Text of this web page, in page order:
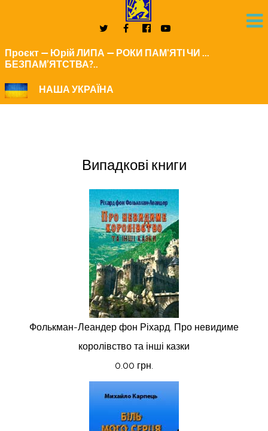
Проєкт — Юрій ЛИПА — РОКИ ПАМ'ЯТІ ЧИ ...
БЕЗПАМ’ЯТСТВА?..
НАША УКРАЇНА
Випадкові книги
Фолькман-Леандер фон Ріхард. Про невидиме
королівство та інші казки
0.00 грн.